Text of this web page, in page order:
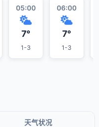
05:00
7°
1-3
06:00
7°
1-3
天气状况